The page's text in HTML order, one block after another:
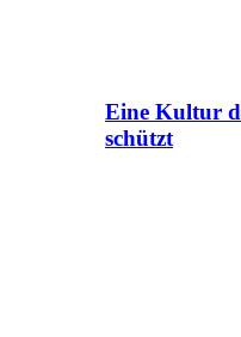
Eine Kultur
schützt